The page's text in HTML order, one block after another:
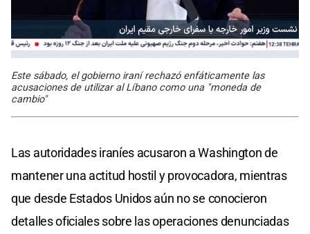
Este sábado, el gobierno iraní rechazó enfáticamente las
acusaciones de utilizar al Líbano como una "moneda de
cambio"
Las autoridades iraníes acusaron a Washington de
mantener una actitud hostil y provocadora, mientras
que desde Estados Unidos aún no se conocieron
detalles oficiales sobre las operaciones denunciadas